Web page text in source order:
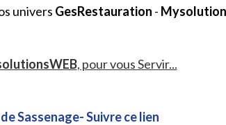
univers GesRestauration -
, pour vous Servir...
Sassenage- Suivre ce lien